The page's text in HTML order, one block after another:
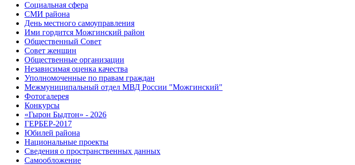
Социальная сфера
СМИ района
День местного самоуправления
Ими гордится Можгинский район
Общественный Совет
Совет женщин
Общественные организации
Независимая оценка качества
Уполномоченные по правам граждан
Межмуниципальный отдел МВД России "Можгинский"
Фотогалерея
Конкурсы
«Гырон Быдтон» - 2026
ГЕРБЕР-2017
Юбилей района
Национальные проекты
Сведения о пространственных данных
Самообложение